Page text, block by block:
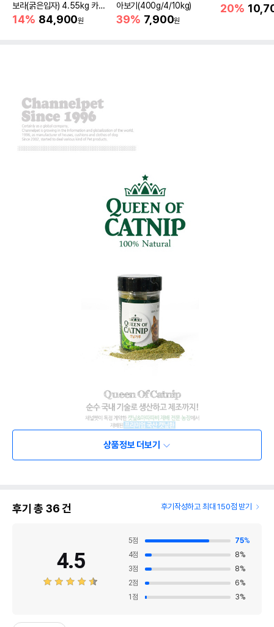
보라(굵은입자) 4.55kg 카사
바모래
14% 84,900원
아보기(400g/4/10kg)
39% 7,900원
20%
상품정보 더보기
후기 총 36건 후기작성하고 최대 150점 받기
4.5
5점 75%
4점 8%
3점 8%
2점 6%
1 점 3%